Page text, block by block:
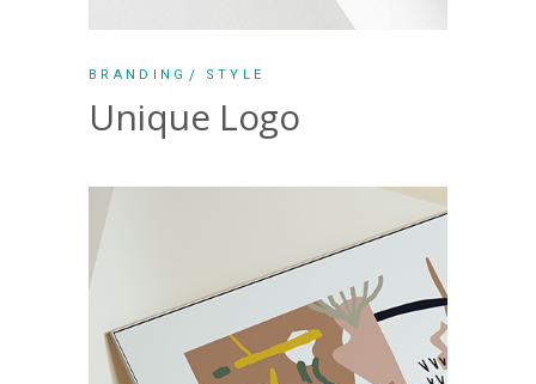
BRANDING STYLE
Unique Logo